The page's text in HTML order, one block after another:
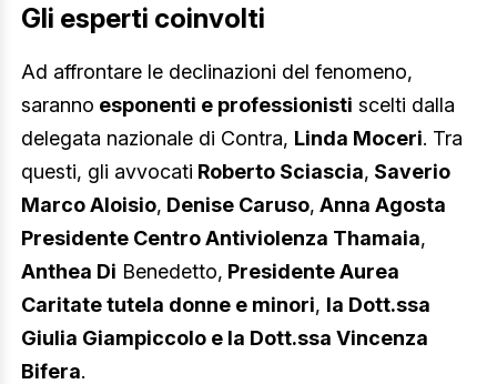
Gli esperti coinvolti
Ad affrontare le declinazioni del fenomeno,
saranno esponenti e professionisti scelti dalla
delegata nazionale di Contra, Linda Moceri. Tra
questi, gli avvocati Roberto Sciascia, Saverio
Marco Aloisio, Denise Caruso, Anna Agosta
Presidente Centro Antiviolenza Thamaia,
Anthea Di Benedetto, Presidente Aurea
Caritate tutela donne e minori, la Dott.ssa
Giulia Giampiccolo e la Dott.ssa Vincenza
Bifera.